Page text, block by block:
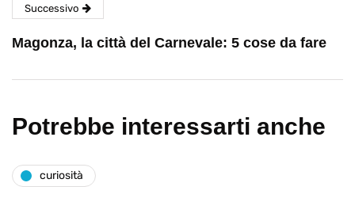
Successivo
Magonza, la città del Carnevale: 5 cose da fare
Potrebbe interessarti anche
curiosità